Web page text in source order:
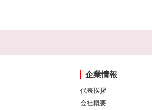
企業情報
代表挨拶
会社概要